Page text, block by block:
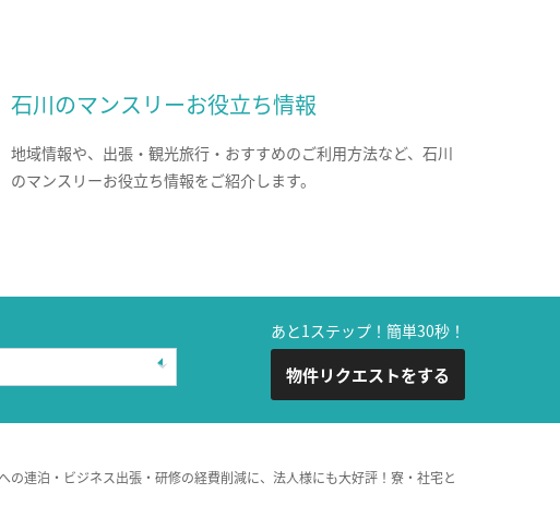
石川のマンスリーお役立ち情報
地域情報や、出張・観光旅行・おすすめのご利用方法など、石川
のマンスリーお役立ち情報をご紹介します。
あと1ステップ！簡単30秒！
物件リクエストをする
連泊・ビジネス出張・研修の経費削減に、法人様にも大好評！寮・社宅と